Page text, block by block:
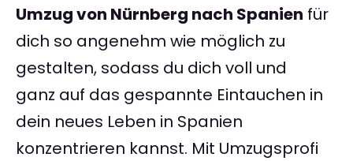
Umzug von Nürnberg nach Spanien für
dich so angenehm wie möglich zu
gestalten, sodass du dich voll und
ganz auf das gespannte Eintauchen in
dein neues Leben in Spanien
konzentrieren kannst. Mit Umzugsprofi